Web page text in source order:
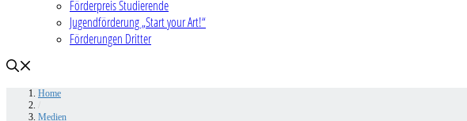
Förderpreis Studierende
Jugendförderung „Start your Art!“
Förderungen Dritter
Home
Medien